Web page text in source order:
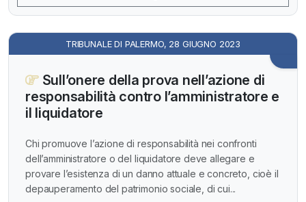
TRIBUNALE DI PALERMO, 28 GIUGNO 2023
Sull’onere della prova nell’azione di
responsabilità contro l’amministratore e
il liquidatore
Chi promuove l’azione di responsabilità nei confronti
dell’amministratore o del liquidatore deve allegare e
provare l’esistenza di un danno attuale e concreto, cioè il
depauperamento del patrimonio sociale, di cui...